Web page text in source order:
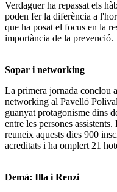
Verdaguer ha repassat els
poden fer la diferència a
que ha posat el focus en la
importància de la prevenció.
Sopar i networking
La primera jornada conclou
networking al Pavelló
guanyat protagonisme dins
entre les persones
reuneix aquests dies 900
acreditats i ha omplert 21
Demà: Illa i Renzi